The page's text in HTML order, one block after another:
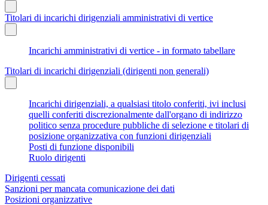
Titolari di incarichi dirigenziali amministrativi di vertice
Incarichi amministrativi di vertice - in formato tabellare
Titolari di incarichi dirigenziali (dirigenti non generali)
Incarichi dirigenziali, a qualsiasi titolo conferiti, ivi inclusi
quelli conferiti discrezionalmente dall'organo di indirizzo
politico senza procedure pubbliche di selezione e titolari di
posizione organizzativa con funzioni dirigenziali
Posti di funzione disponibili
Ruolo dirigenti
Dirigenti cessati
Sanzioni per mancata comunicazione dei dati
Posizioni organizzative